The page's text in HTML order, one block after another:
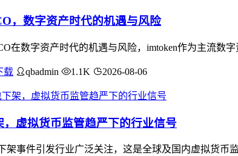
，数字资产时代的机遇与风险
在数字资产时代的机遇与风险，imtoken作为主流数
载 qbadmin 1.1K 2026-08-06
，虚拟货币监管趋严下的行业信号
架事件引发行业广泛关注，这是全球及国内虚拟货